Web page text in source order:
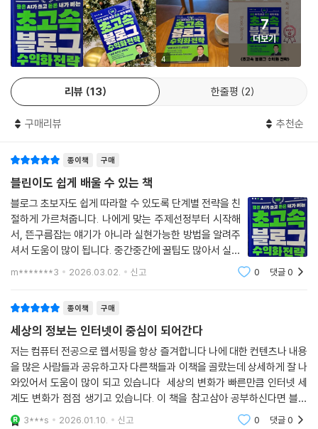
이 블로그를 통해 수익을 창출하고, 결국 전업 블로그로 전향할 수 있었던
비결을 전한다. 특히 그가 알려주는 ‘가장 쉬운 초고속 블로그 수익화 7단
계’를 따르면 누구나 블로그 수익화에 성공할 수 있을 것이다.
챗GPT 활용 글쓰기, AI 이미지 생성법, 검색어 최적화 방법,
저품질 블로그 극복법 등 저자만의 실전 꿀팁 수록
AI가 글을 대신 써주고, 그림을 대신 그려주는 시대가 시작되었다. 이제 누
이다. 이 책에서 저자는 단순히 AI 활용법을 가르쳐주는 것이 아니라 글쓰
기를 넘어서 수익으로 직결되는 블로그 운영 전략까지 알려준다. 저자에
따르면 “AI는 어디까지나 도구일 뿐이고, 진짜 중요한 건 그 도구를 어떤
순서와 전략으로 활용해 나가느냐”라는 것이다. 즉 AI를 활용해도 돈을 버
는 사람과 그렇지 못한 사람은 갈리게 될 것이며, 저자는 이 책을 읽는 독자
가 돈을 버는 사람의 위치에 설 수 있도록 돕고자 한다. 이 책은 블로그 수
익화 여정에 있어 가장 확실한 첫걸음이 될 것이다.
블로그로 돈을 벌고자 시작하면 처음에는 누구나 어떤 글을 써야 할지 몰
라 헤매고, 쓴 글을 보는 사람이 100명도 안 되는 시기를 거친다. 처음부터
수많은 사람이 내 블로그를 찾아오면 좋겠으나, 그것은 로또에 당첨되는
것을 바라는 것만큼이나 큰 운을 기대하는 것이다. 아무도 찾지 않는 블로
그에서 나 혼자 헤매고 있는 불안감에 시달릴 때 이 책을 읽으며 자신이 어
느 단계에 있는지 분석해보자. 그리고 다음 단계로 향하는 방법을 다시 고
민해 보고 실행해보자. 그러다 보면 당신의 블로그도 하루 1000명, 5000
명, 1만 명 이상의 방문자가 찾아오는 곳으로 성장하게 될 것이다. 지금 당
4
7
더보기
리뷰 13 한줄평 2
구매리뷰 추천순
종이책 구매
블린이도 쉽게 배울 수 있는 책
블로그 초보자도 쉽게 따라할 수 있도록 단계별 전략을 친
절하게 가르쳐줍니다. 나에게 맞는 주제선정부터 시작해
서, 뜬구름잡는 얘기가 아니라 실현가능한 방법을 알려주
셔서 도움이 많이 됩니다. 중간중간에 꿀팁도 많아서 실제
블로그를 시작할 때 적용가능하겠네요. 적극추천합니다!
m*******3 2026.03.02. 신고 0 댓글0
종이책 구매
세상의 정보는 인터넷이 중심이 되어간다
저는 컴퓨터 전공으로 웹서핑을 항상 즐겨합니다 나에 대한 컨텐츠나 내용
을 많은 사람들과 공유하고자 다른책들과 이책을 골랐는데 상세하게 잘 나
와있어서 도움이 많이 되고 있습니다 세상의 변화가 빠른만큼 인터넷 세
계도 변화가 점점 생기고 있습니다. 이 책을 참고삼아 공부하신다면 블로
그 운영에 있어서 큰 도움이 되지 않을까 싶네요
3***s 2026.01.10. 신고 0 댓글0